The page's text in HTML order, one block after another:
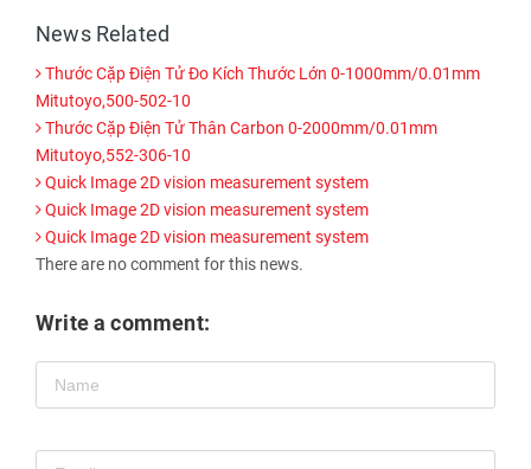
News Related
Thước Cặp Điện Tử Đo Kích Thước Lớn 0-1000mm/0.01mm
Mitutoyo,500-502-10
Thước Cặp Điện Tử Thân Carbon 0-2000mm/0.01mm
Mitutoyo,552-306-10
Quick Image 2D vision measurement system
Quick Image 2D vision measurement system
Quick Image 2D vision measurement system
There are no comment for this news.
Write a comment: